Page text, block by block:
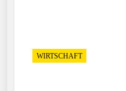
WIRTSCHAFT